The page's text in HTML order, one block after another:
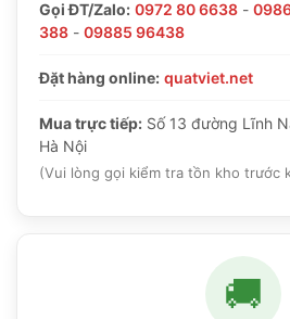
Gọi ĐT/Zalo: 0972 80 6638 -
388 - 09885 96438
Đặt hàng online: quatviet.net
Mua trực tiếp: Số 13 đường Lĩnh
Hà Nội
(Vui lòng gọi kiểm tra tồn kho trước
🚚